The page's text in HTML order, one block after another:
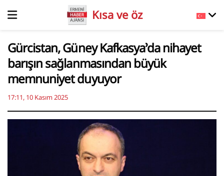
Kısa ve öz
Gürcistan, Güney Kafkasya’da nihayet
barışın sağlanmasından büyük
memnuniyet duyuyor
17:11, 10 Kasım 2025